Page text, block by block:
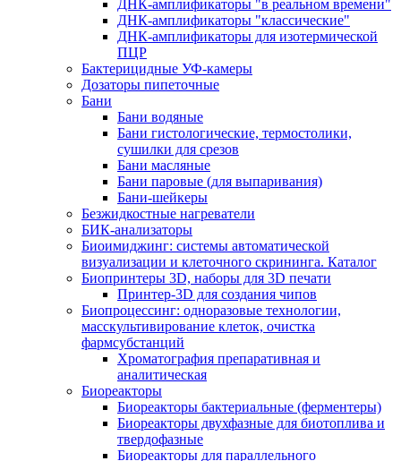
ДНК-амплификаторы "в реальном времени"
ДНК-амплификаторы "классические"
ДНК-амплификаторы для изотермической
ПЦР
Бактерицидные УФ-камеры
Дозаторы пипеточные
Бани
Бани водяные
Бани гистологические, термостолики,
сушилки для срезов
Бани масляные
Бани паровые (для выпаривания)
Бани-шейкеры
Безжидкостные нагреватели
БИК-анализаторы
Биоимиджинг: системы автоматической
визуализации и клеточного скрининга. Каталог
Биопринтеры 3D, наборы для 3D печати
Принтер-3D для создания чипов
Биопроцессинг: одноразовые технологии,
масскультивирование клеток, очистка
фармсубстанций
Хроматография препаративная и
аналитическая
Биореакторы
Биореакторы бактериальные (ферментеры)
Биореакторы двухфазные для биотоплива и
твердофазные
Биореакторы для параллельного